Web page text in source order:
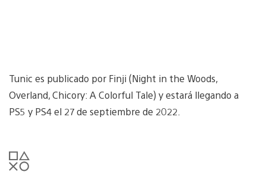
Tunic es publicado por Finji (Night in the Woods,
Overland, Chicory: A Colorful Tale) y estará llegando a
PS5 y PS4 el 27 de septiembre de 2022.